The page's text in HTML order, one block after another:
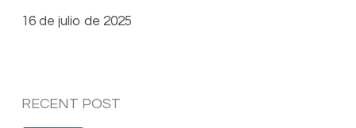
16 de julio de 2025
RECENT POST